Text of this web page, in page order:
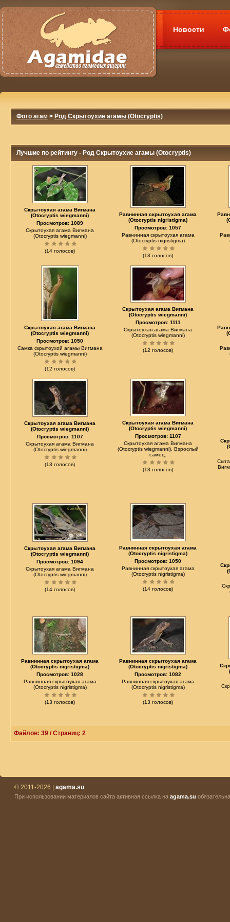
Новости
Фото агам > Род Скрытоухие агамы (Otocryptis)
Лучшие по рейтингу - Род Скрытоухие агамы (Otocryptis)
Скрытоухая агама Вигмана
(Otocryptis wiegmanni)
Просмотров: 1089
Скрытоухая агама Вигмана
(Otocryptis wiegmanni)
(14 голосов)
Равнинная скрытоухая агама
(Otocryptis nigristigma)
Просмотров: 1057
Равнинная скрытоухая агама
(Otocryptis nigristigma)
(13 голосов)
Скрытоухая агама Вигмана
(Otocryptis wiegmanni)
Просмотров: 1050
Самка скрытоухой агамы Вигмана
(Otocryptis wiegmanni)
(12 голосов)
Скрытоухая агама Вигмана
(Otocryptis wiegmanni)
Просмотров: 1111
Скрытоухая агама Вигмана
(Otocryptis wiegmanni)
(12 голосов)
Скрытоухая агама Вигмана
(Otocryptis wiegmanni)
Просмотров: 1107
Скрытоухая агама Вигмана
(Otocryptis wiegmanni)
(13 голосов)
Скрытоухая агама Вигмана
(Otocryptis wiegmanni)
Просмотров: 1107
Скрытоухая агама Вигмана
(Otocryptis wiegmanni). Взрослый
самец.
(13 голосов)
Скрытоухая агама Вигмана
(Otocryptis wiegmanni)
Просмотров: 1094
Скрытоухая агама Вигмана
(Otocryptis wiegmanni)
(14 голосов)
Равнинная скрытоухая агама
(Otocryptis nigristigma)
Просмотров: 1050
Равнинная скрытоухая агама
(Otocryptis nigristigma)
(14 голосов)
Равнинная скрытоухая агама
(Otocryptis nigristigma)
Просмотров: 1028
Равнинная скрытоухая агама
(Otocryptis nigristigma)
(13 голосов)
Равнинная скрытоухая агама
(Otocryptis nigristigma)
Просмотров: 1082
Равнинная скрытоухая агама
(Otocryptis nigristigma)
(13 голосов)
Файлов: 39 / Страниц: 2
© 2011-2026 | agama.su
При использовании материалов сайта активная ссылка на agama.su